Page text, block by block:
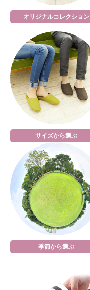
オリジナルコレクション
サイズから選ぶ
季節から選ぶ